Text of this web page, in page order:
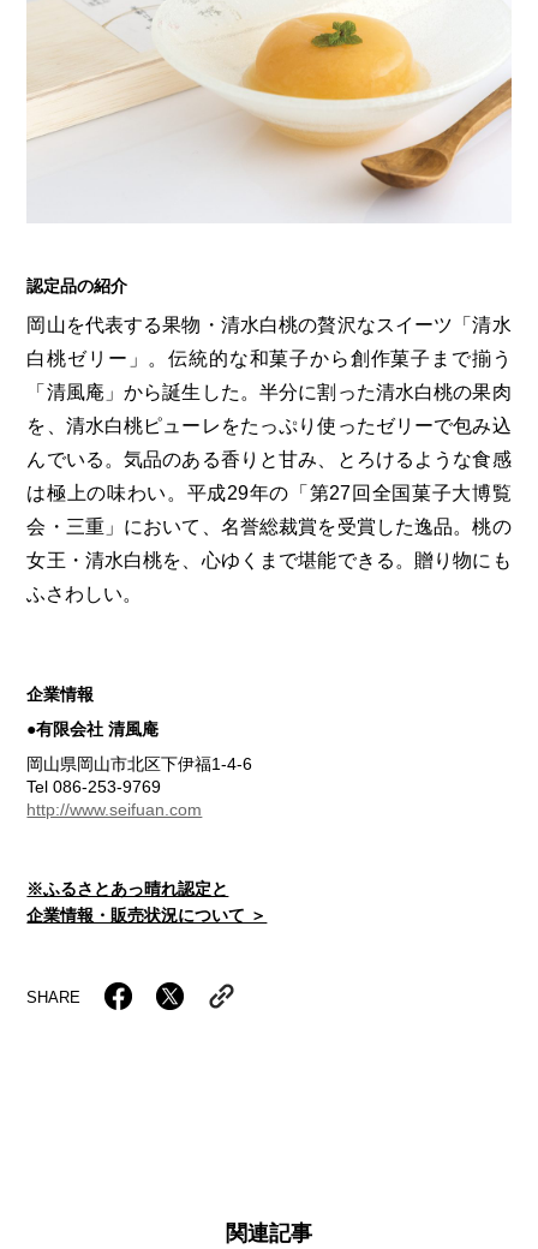
蒜山ショコラクッキーズ
せとうちのおいしいシリーズ
生スフレ ふわり～ぬ
せとうちの果実 チューハイ
第12回 挑戦 第11回 せとうち
岡山・備後の果物 岡山・備後のうめぇもん
第8回 岡山市 第7回 美作市/西粟倉村/奈義町/勝央町
津山市/鏡野町/吉備中央町/久米南町/美咲町
第4回 倉敷市/玉野市/浅口市/里庄町 第3回 尾道市/福山市/笠岡市/府中市
第2回 真庭市/新庄村
ふるさとあっ晴れ認定とは デジタルカタログ
地酒列車
スローライフ列車
認定品の紹介
岡山を代表する果物・清水白桃の贅沢なスイーツ「清水
白桃ゼリー」。伝統的な和菓子から創作菓子まで揃う
「清風庵」から誕生した。半分に割った清水白桃の果肉
を、清水白桃ピューレをたっぷり使ったゼリーで包み込
んでいる。気品のある香りと甘み、とろけるような食感
は極上の味わい。平成29年の「第27回全国菓子大博覧
会・三重」において、名誉総裁賞を受賞した逸品。桃の
女王・清水白桃を、心ゆくまで堪能できる。贈り物にも
ふさわしい。
企業情報
●有限会社 清風庵
岡山県岡山市北区下伊福1-4-6
Tel 086-253-9769
http://www.seifuan.com
※ふるさとあっ晴れ認定と
企業情報・販売状況について ＞
SHARE
関連記事